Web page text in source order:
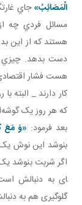
الْمَصَائِبُ»جاي
مسائل فردي چه
هستند که از اين
دست بدهد. چيزي
هست فشار
کار دارند _
که هر روز يک
بعد فرمود: «وَ مَعَ
بنوشد اين نوش
اگر شربت بنوشد
ای به دنبالش
گلوگيری هم به